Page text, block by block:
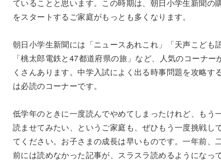
ていることと思います。この時期は、朝日小学生新聞の
をスタートするご家庭がもっとも多くなります。
朝日小学生新聞には「ニュースあれこれ」「天声こども
「桃太郎電鉄と47都道府県の旅」など、人気のコーナー
くさんあります。中学入試によく出る時事問題を攻略す
は必読のコーナーです。
低学年のときに一度読んでやめてしまったけれど、もう
読ませてみたい、というご家庭も、ぜひもう一度挑戦し
てください。お子さまの成長は早いものです。一年前、
前には読めなかった記事が、スラスラ読めるようになっ